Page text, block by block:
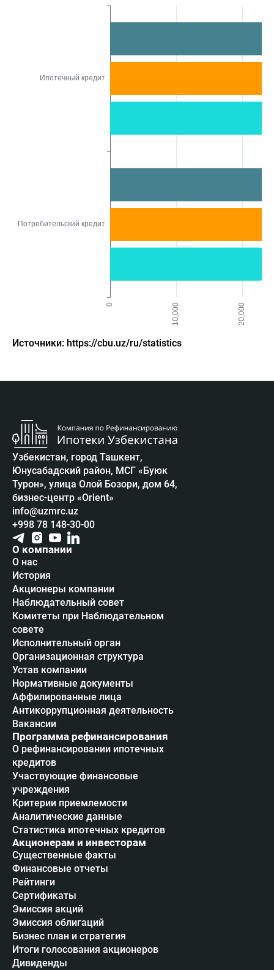
Источники: https://cbu.uz/ru/statistics
Узбекистан, город Ташкент,
Юнусабадский район, МСГ «Буюк
Турон», улица Олой Бозори, дом 64,
бизнес-центр «Orient»
info@uzmrc.uz
+998 78 148-30-00
О компании
О нас
История
Акционеры компании
Наблюдательный совет
Комитеты при Наблюдательном
совете
Исполнительный орган
Организационная структура
Устав компании
Нормативные документы
Аффилированные лица
Антикоррупционная деятельность
Вакансии
Программа рефинансирования
О рефинансировании ипотечных
кредитов
Участвующие финансовые
учреждения
Критерии приемлемости
Аналитические данные
Статистика ипотечных кредитов
Акционерам и инвесторам
Существенные факты
Финансовые отчеты
Рейтинги
Сертификаты
Эмиссия акций
Эмиссия облигаций
Бизнес план и стратегия
Итоги голосования акционеров
Дивиденды